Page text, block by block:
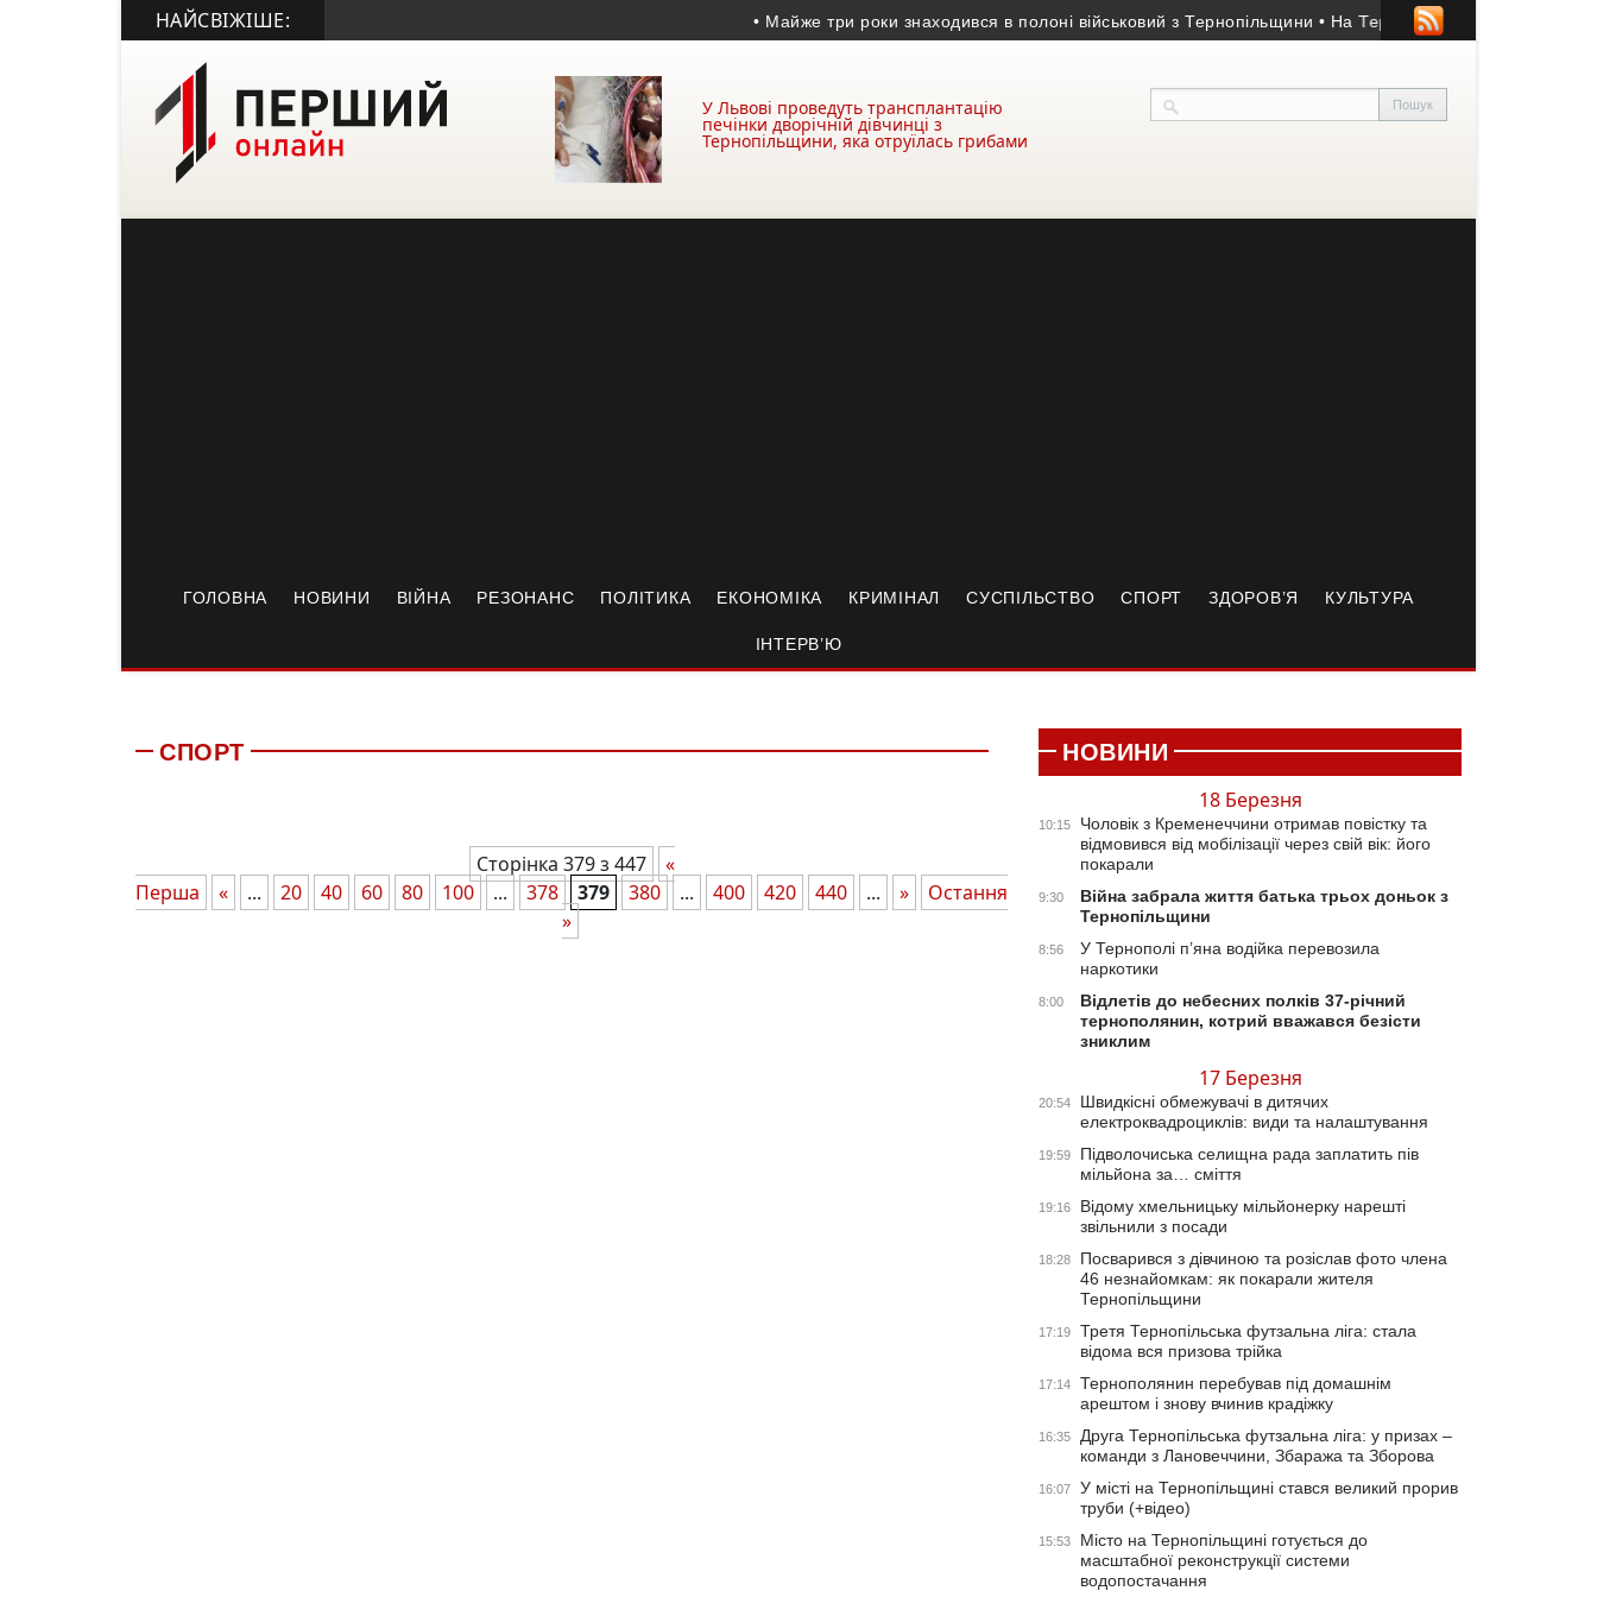
НАЙСВІЖІШЕ: • Майже три роки знаходився в полоні військовий з Тернопільщини • На Теребовлянщині суд стягнув на
У Львові проведуть трансплантацію
печінки дворічній дівчинці з
Тернопільщини, яка отруїлась грибами
ГОЛОВНА НОВИНИ ВІЙНА РЕЗОНАНС ПОЛІТИКА ЕКОНОМІКА КРИМІНАЛ СУСПІЛЬСТВО СПОРТ ЗДОРОВ’Я КУЛЬТУРА
ІНТЕРВ’Ю
СПОРТ
Сторінка 379 з 447
«
Перша
« ... 20 40 60 80 100 ... 378 379 380 ... 400 420 440 ... »
Остання
»
НОВИНИ
18 Березня
10:15
Чоловік з Кременеччини отримав повістку та
відмовився від мобілізації через свій вік: його
покарали
9:30
Війна забрала життя батька трьох доньок з
Тернопільщини
8:56
У Тернополі п’яна водійка перевозила
наркотики
8:00
Відлетів до небесних полків 37-річний
тернополянин, котрий вважався безісти
зниклим
17 Березня
20:54
Швидкісні обмежувачі в дитячих
електроквадроциклів: види та налаштування
19:59
Підволочиська селищна рада заплатить пів
мільйона за… сміття
19:16
Відому хмельницьку мільйонерку нарешті
звільнили з посади
18:28
Посварився з дівчиною та розіслав фото члена
46 незнайомкам: як покарали жителя
Тернопільщини
17:19
Третя Тернопільська футзальна ліга: стала
відома вся призова трійка
17:14
Тернополянин перебував під домашнім
арештом і знову вчинив крадіжку
16:35
Друга Тернопільська футзальна ліга: у призах –
команди з Лановеччини, Збаража та Зборова
16:07
У місті на Тернопільщині стався великий прорив
труби (+відео)
15:53
Місто на Тернопільщині готується до
масштабної реконструкції системи
водопостачання